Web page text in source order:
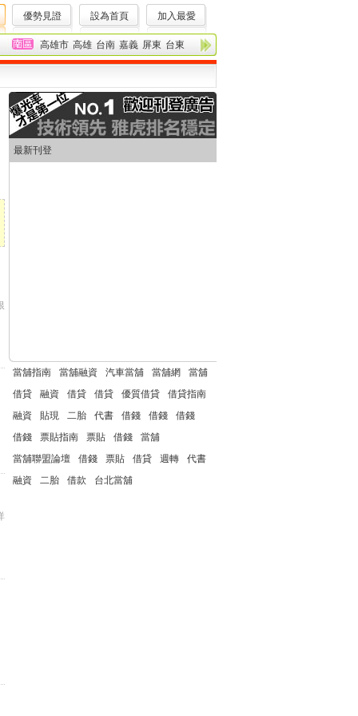
優勢見證 設為首頁 加入最愛
高雄市 高雄 台南 嘉義 屏東 台東
最新刊登
當舖指南 當舖融資 汽車當舖 當舖網
當舖
借貸
融資 借貸 借貸 優質借貸
借貸指南
融資
貼現 二胎 代書 借錢 借錢
借錢
借錢
票貼指南 票貼 借錢
當舖
當舖聯盟論壇
借錢 票貼 借貸 週轉
代書
融資
二胎 借款 台北當舖